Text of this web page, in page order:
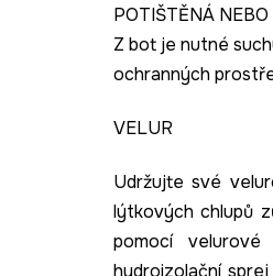
POTIŠTĚNÁ
Z bot je nutné
ochranných
VELUR
Udržujte své
lýtkových chlupů
pomocí
hydroizolační